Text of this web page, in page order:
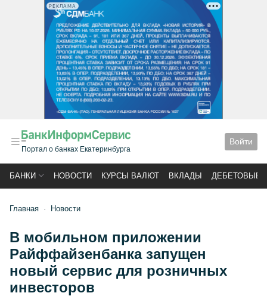
РЕКЛАМА
Портал о банках Екатеринбурга
Войти
БАНКИ НОВОСТИ КУРСЫ ВАЛЮТ ВКЛАДЫ ДЕБЕТОВЫЕ
Главная Новости
В мобильном приложении
Райффайзенбанка запущен
новый сервис для розничных
инвесторов